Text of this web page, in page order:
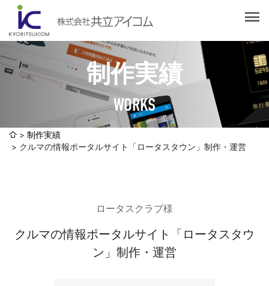
制作実績
WORKS
会社概要
社長挨拶
企業理念
認証取得
選ばれる理由
Web制作・ホームページ制作
社員ブログ
採用情報
制作実績
クルマの情報ポータルサイト「ロータスタウン」制作・運営
ロータスクラブ様
クルマの情報ポータルサイト「ロータスタウ
ン」制作・運営